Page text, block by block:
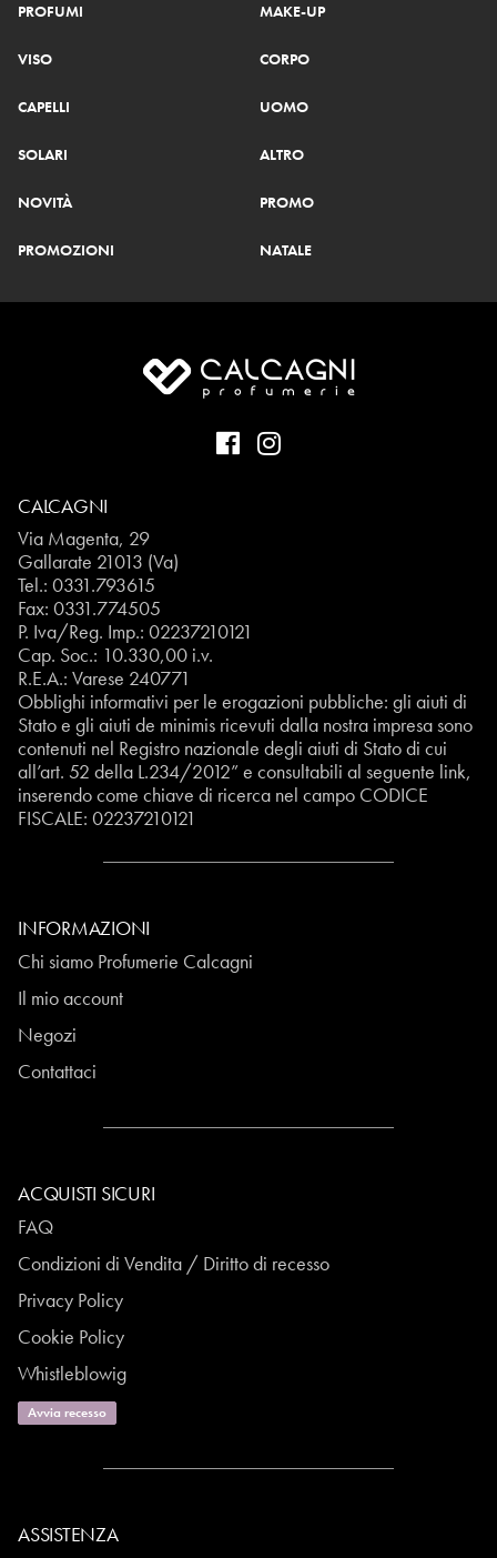
PROFUMI MAKE-UP
VISO CORPO
CAPELLI UOMO
SOLARI ALTRO
NOVITÀ PROMO
PROMOZIONI NATALE
CALCAGNI
Via Magenta, 29
Gallarate 21013 (Va)
Tel.: 0331.793615
Fax: 0331.774505
P. Iva/Reg. Imp.: 02237210121
Cap. Soc.: 10.330,00 i.v.
R.E.A.: Varese 240771
Obblighi informativi per le erogazioni pubbliche: gli aiuti di
Stato e gli aiuti de minimis ricevuti dalla nostra impresa sono
contenuti nel Registro nazionale degli aiuti di Stato di cui
all’art. 52 della L.234/2012” e consultabili al seguente link,
inserendo come chiave di ricerca nel campo CODICE
FISCALE: 02237210121
INFORMAZIONI
Chi siamo Profumerie Calcagni
Il mio account
Negozi
Contattaci
ACQUISTI SICURI
FAQ
Condizioni di Vendita / Diritto di recesso
Privacy Policy
Cookie Policy
Whistleblowig
Avvia recesso
ASSISTENZA